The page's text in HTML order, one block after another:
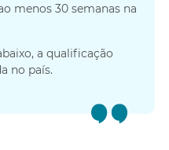
menos 30 semanas na
a qualificação
no país.